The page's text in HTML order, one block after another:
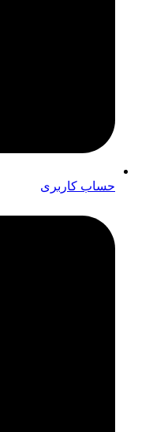
حساب کاربری